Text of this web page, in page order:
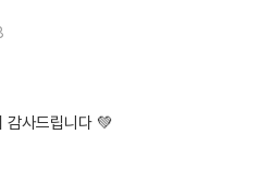
감사드립니다 💚